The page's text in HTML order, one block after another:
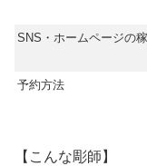
SNS・ホームページの
予約方法
【こんな彫師】